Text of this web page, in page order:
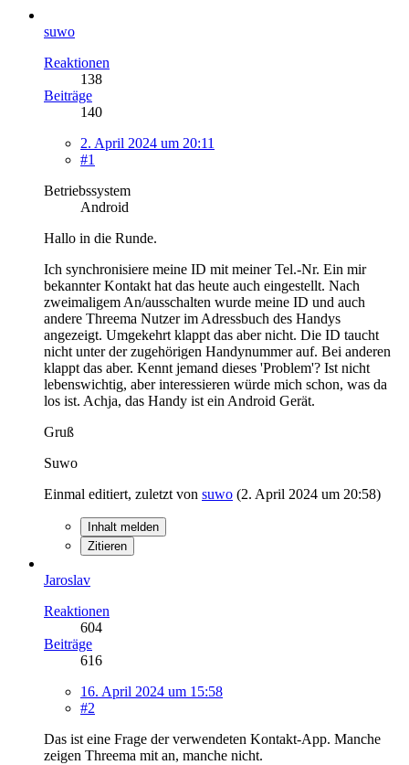
suwo
Reaktionen
138
Beiträge
140
2. April 2024 um 20:11
#1
Betriebssystem
Android
Hallo in die Runde.
Ich synchronisiere meine ID mit meiner Tel.-Nr. Ein mir
bekannter Kontakt hat das heute auch eingestellt. Nach
zweimaligem An/ausschalten wurde meine ID und auch
andere Threema Nutzer im Adressbuch des Handys
angezeigt. Umgekehrt klappt das aber nicht. Die ID taucht
nicht unter der zugehörigen Handynummer auf. Bei anderen
klappt das aber. Kennt jemand dieses 'Problem'? Ist nicht
lebenswichtig, aber interessieren würde mich schon, was da
los ist. Achja, das Handy ist ein Android Gerät.
Gruß
Suwo
Einmal editiert, zuletzt von suwo (2. April 2024 um 20:58)
Inhalt melden
Zitieren
Jaroslav
Reaktionen
604
Beiträge
616
16. April 2024 um 15:58
#2
Das ist eine Frage der verwendeten Kontakt-App. Manche
zeigen Threema mit an, manche nicht.